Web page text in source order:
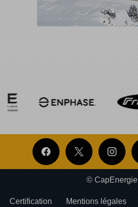
© CapEnergie
Certification Mentions légales